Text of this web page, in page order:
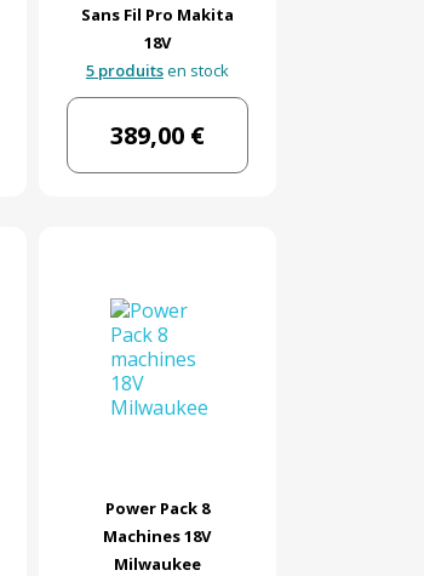
Sans Fil Pro Makita
18V
5 produitsen stock
389,00 €
Power Pack 8
Machines 18V
Milwaukee